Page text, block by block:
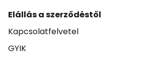
Elállás a szerződéstől
Kapcsolatfelvetel
GYIK